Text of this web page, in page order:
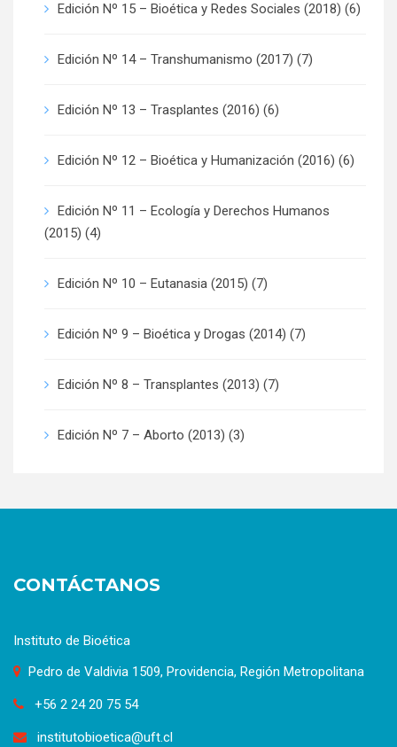
Edición Nº 15 – Bioética y Redes Sociales (2018) (6)
Edición Nº 14 – Transhumanismo (2017) (7)
Edición Nº 13 – Trasplantes (2016) (6)
Edición Nº 12 – Bioética y Humanización (2016) (6)
Edición Nº 11 – Ecología y Derechos Humanos
(2015) (4)
Edición Nº 10 – Eutanasia (2015) (7)
Edición Nº 9 – Bioética y Drogas (2014) (7)
Edición Nº 8 – Transplantes (2013) (7)
Edición Nº 7 – Aborto (2013) (3)
CONTÁCTANOS
Instituto de Bioética
Pedro de Valdivia 1509, Providencia, Región Metropolitana
+56 2 24 20 75 54
institutobioetica@uft.cl